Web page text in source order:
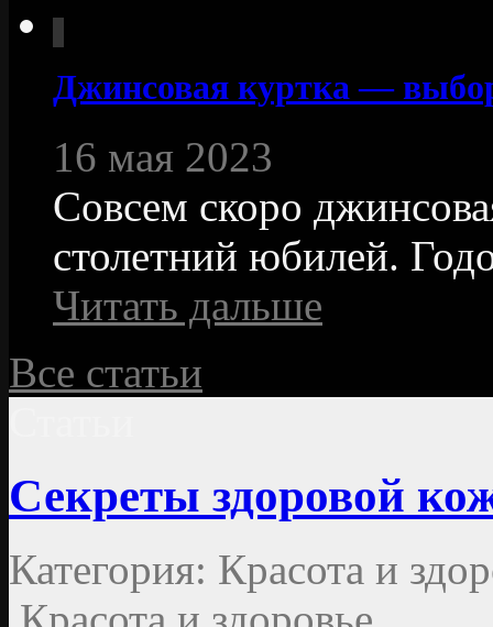
Джинсовая куртка —
16 мая 2023
Совсем скоро
столетний юбилей.
Читать дальше
Все статьи
Секреты здоровой
Категория: Красота и